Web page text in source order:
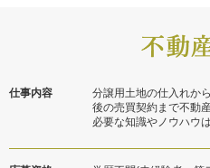
仕事内容
分譲用土地の仕入れか
後の売買契約まで不動
必要な知識やノウハウ